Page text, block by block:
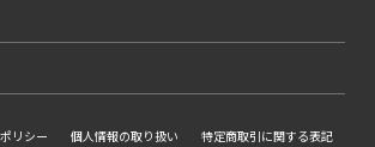
リシー 個人情報の取り扱い 特定商取引に関する表記